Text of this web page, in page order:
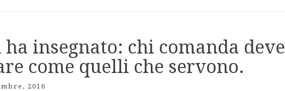
ha insegnato: chi comanda deve
come quelli che servono.
2016